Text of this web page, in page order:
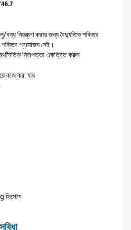
বন্ধ নিয়ন্ত্রণ করার জন্য বৈদ্যুতিক শক্তির
শক্তির প্রয়োজন নেই।
নিরাপত্তা একত্রিত করুন
কাজ করা যায়